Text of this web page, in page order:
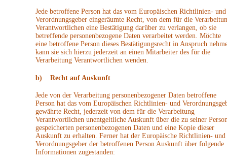
Jede betroffene Person hat das vom Europäischen Richtlinien- und
Verordnungsgeber eingeräumte Recht, von dem für die
Verantwortlichen eine Bestätigung darüber zu verlangen, ob sie
betreffende personenbezogene Daten verarbeitet werden. Möchte
eine betroffene Person dieses Bestätigungsrecht in Anspruch
kann sie sich hierzu jederzeit an einen Mitarbeiter des für die
Verarbeitung Verantwortlichen wenden.
b) Recht auf Auskunft
Jede von der Verarbeitung personenbezogener Daten betroffene
Person hat das vom Europäischen Richtlinien- und
gewährte Recht, jederzeit von dem für die Verarbeitung
Verantwortlichen unentgeltliche Auskunft über die zu seiner
gespeicherten personenbezogenen Daten und eine Kopie dieser
Auskunft zu erhalten. Ferner hat der Europäische Richtlinien- und
Verordnungsgeber der betroffenen Person Auskunft über folgende
Informationen zugestanden: